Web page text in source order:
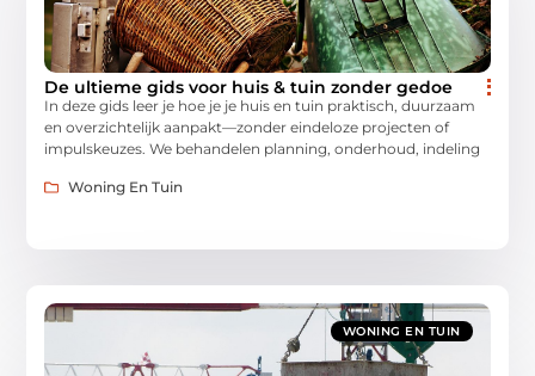
De ultieme gids voor huis & tuin zonder gedoe
In deze gids leer je hoe je je huis en tuin praktisch, duurzaam
en overzichtelijk aanpakt—zonder eindeloze projecten of
impulskeuzes. We behandelen planning, onderhoud, indeling
Woning En Tuin
WONING EN TUIN